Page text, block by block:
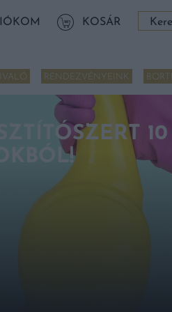
KOSÁR
RENDEZVÉNYEINK
10